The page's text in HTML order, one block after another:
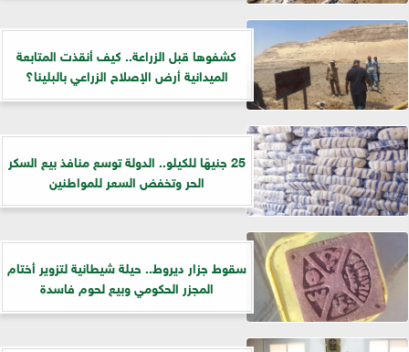
كشفوها قبل الزراعة.. كيف أنقذت المتابعة
الميدانية أرض الإصلاح الزراعي بالبلينا؟
25 جنيهًا للكيلو.. الدولة توسع منافذ بيع السكر
الحر وتخفض السعر للمواطنين
سقوط جزار ديروط.. حيلة شيطانية لتزوير أختام
المجزر الحكومي وبيع لحوم فاسدة